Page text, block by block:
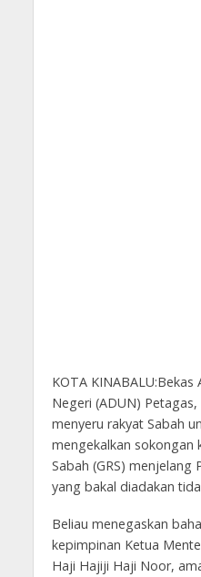
KOTA
Negeri (ADUN)
menyeru rakyat Sabah
mengekalkan sokongan
Sabah (GRS) menjelang
yang bakal diadakan
Beliau menegaskan
kepimpinan Ketua
Haji Hajiji Haji Noor,